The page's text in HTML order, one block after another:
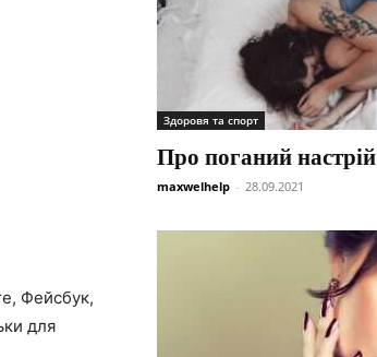
Фейсбук,
для
Здоровя та спорт
Про поганий настрій
maxwelhelp - 28.09.2021